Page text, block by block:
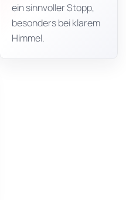
ein sinnvoller Stopp,
besonders bei klarem
Himmel.